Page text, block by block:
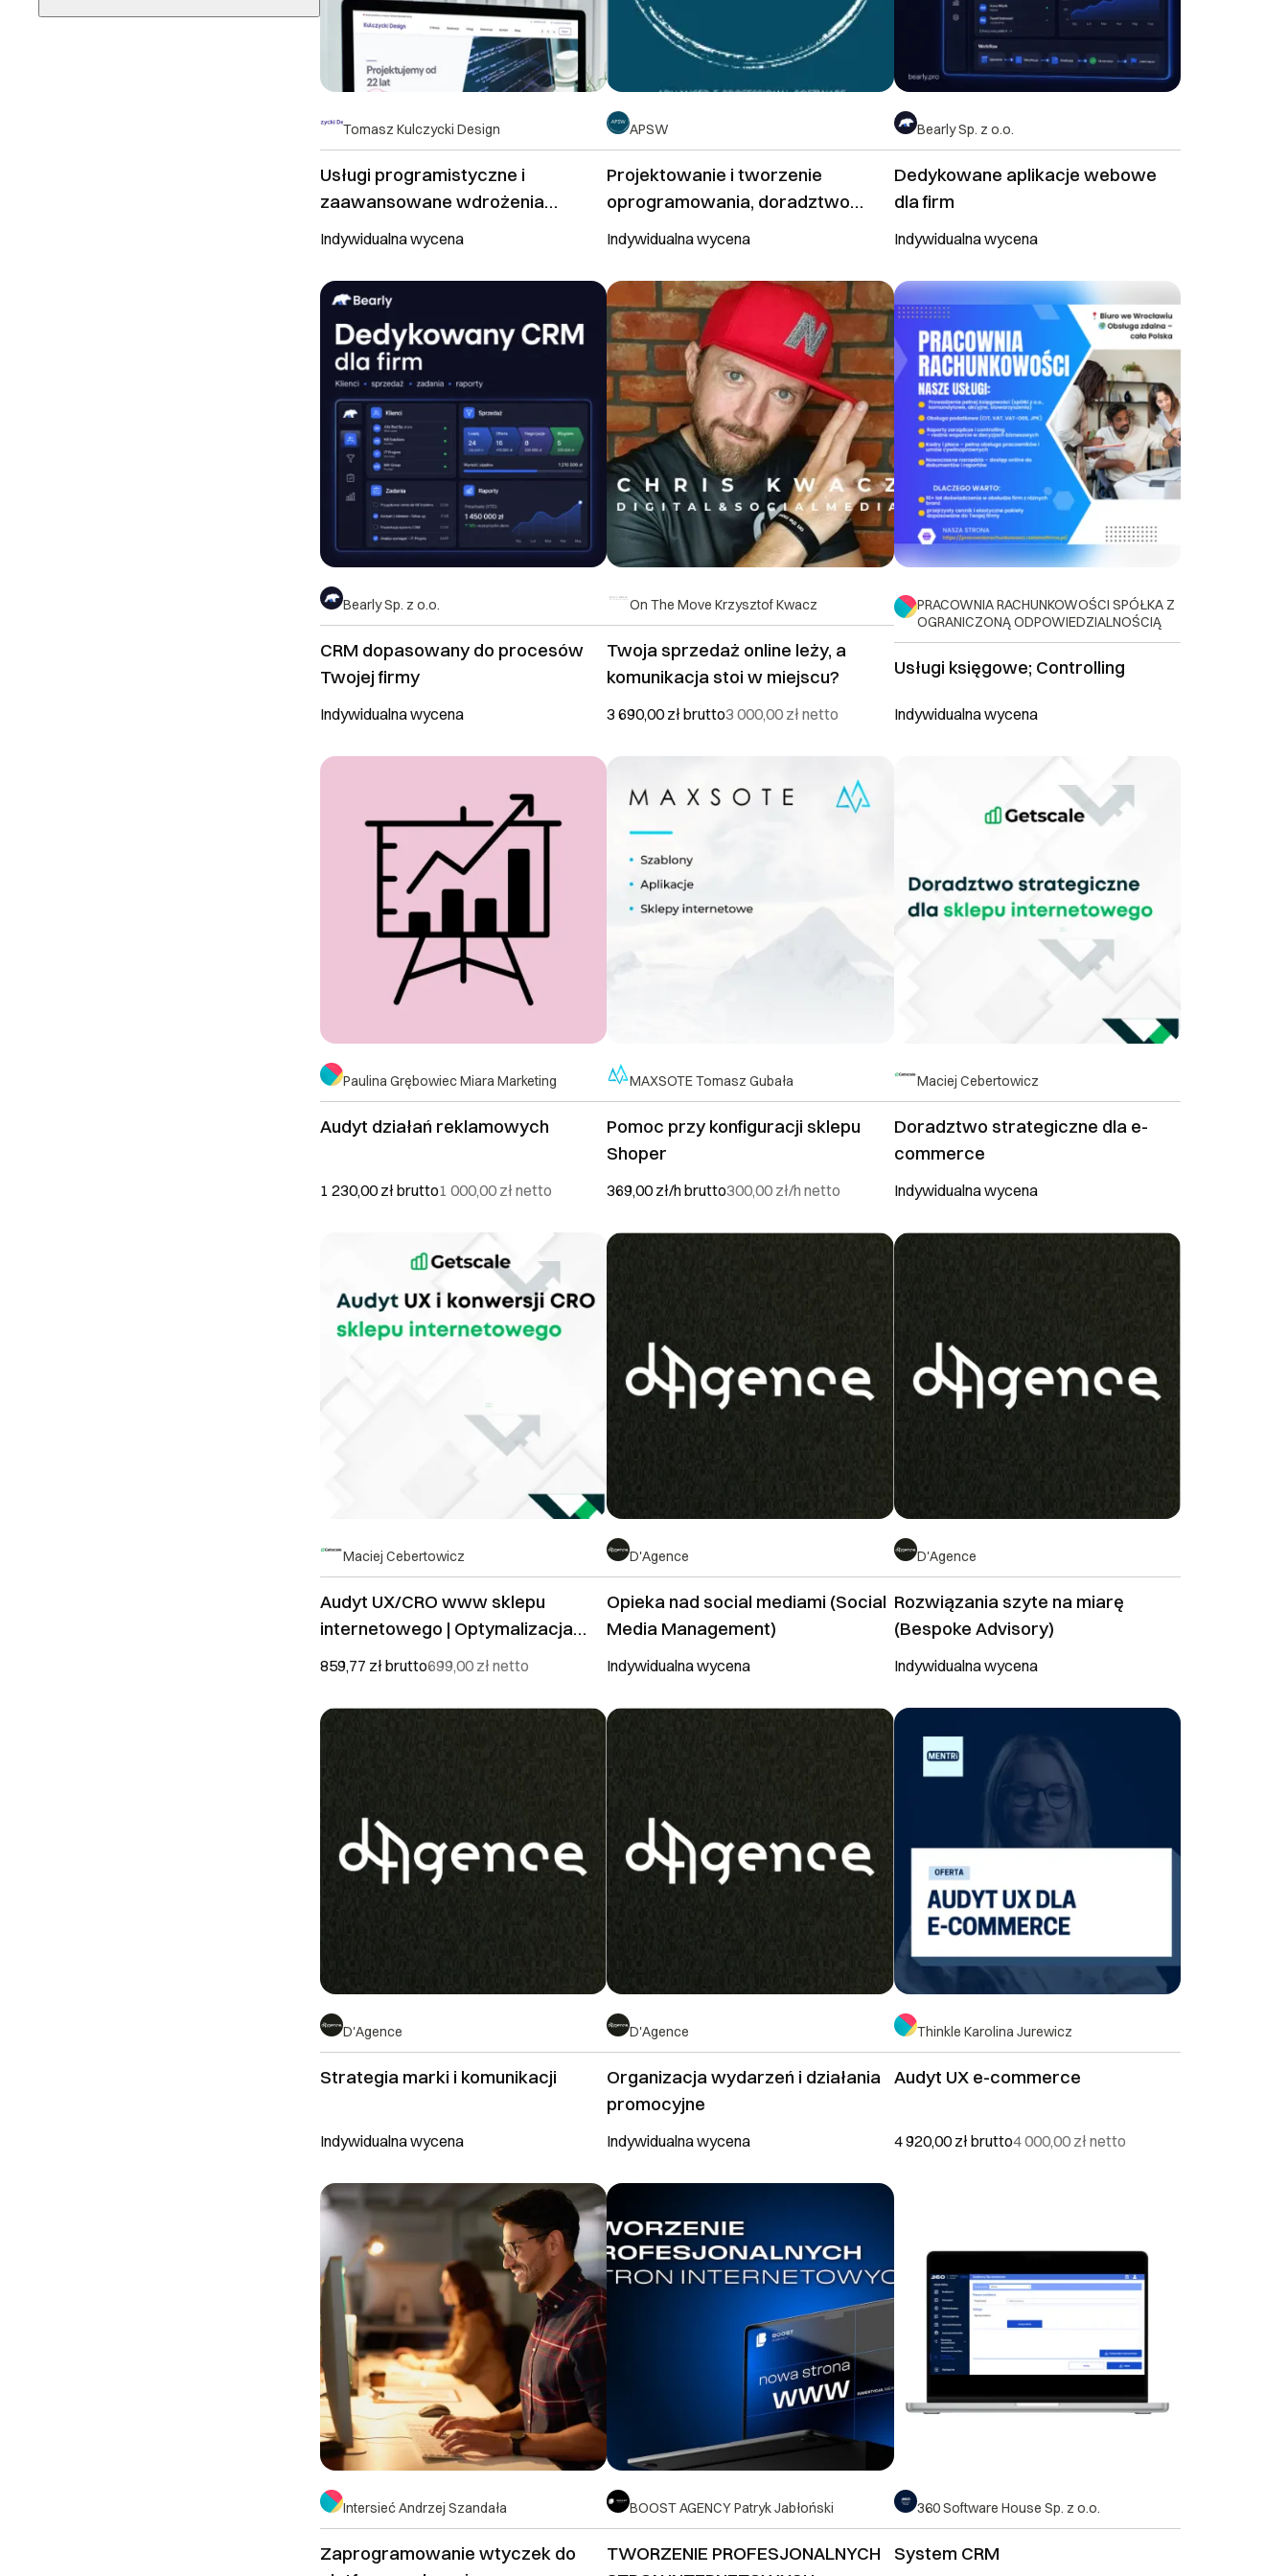
Tomasz Kulczycki Design
Usługi programistyczne i
zaawansowane wdrożenia
technologiczne
Indywidualna wycena
APSW
Projektowanie i tworzenie
oprogramowania, doradztwo
techniczne
Indywidualna wycena
Bearly Sp. z o.o.
Dedykowane aplikacje webowe
dla firm
Indywidualna wycena
Bearly Sp. z o.o.
CRM dopasowany do procesów
Twojej firmy
Indywidualna wycena
On The Move Krzysztof Kwacz
Twoja sprzedaż online leży, a
komunikacja stoi w miejscu?
3 690,00 złbrutto3 000,00 złnetto
PRACOWNIA RACHUNKOWOŚCI SPÓŁKA Z
OGRANICZONĄ ODPOWIEDZIALNOŚCIĄ
Usługi księgowe; Controlling
Indywidualna wycena
Paulina Grębowiec Miara Marketing
Audyt działań reklamowych
1 230,00 zł brutto1 000,00 zł netto
MAXSOTE Tomasz Gubała
Pomoc przy konfiguracji sklepu
Shoper
369,00 zł/hbrutto300,00 zł/hnetto
Maciej Cebertowicz
Doradztwo strategiczne dla e-
commerce
Indywidualna wycena
Maciej Cebertowicz
Audyt UX/CRO www sklepu
internetowego | Optymalizacja
konwersji
859,77 zł brutto699,00 zł netto
D'Agence
Opieka nad social mediami (Social
Media Management)
Indywidualna wycena
D'Agence
Rozwiązania szyte na miarę
(Bespoke Advisory)
Indywidualna wycena
D'Agence
Strategia marki i komunikacji
Indywidualna wycena
D'Agence
Organizacja wydarzeń i działania
promocyjne
Indywidualna wycena
Thinkle Karolina Jurewicz
Audyt UX e-commerce
4 920,00 zł brutto4 000,00 zł netto
Intersieć Andrzej Szandała
Zaprogramowanie wtyczek do
BOOST AGENCY Patryk Jabłoński
TWORZENIE PROFESJONALNYCH
360 Software House Sp. z o.o.
System CRM